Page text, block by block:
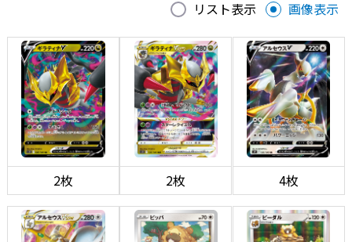
リスト表示 画像表示
2枚 2枚 4枚